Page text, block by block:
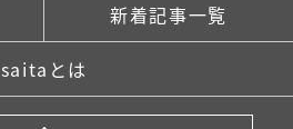
新着記事一覧
saitaとは